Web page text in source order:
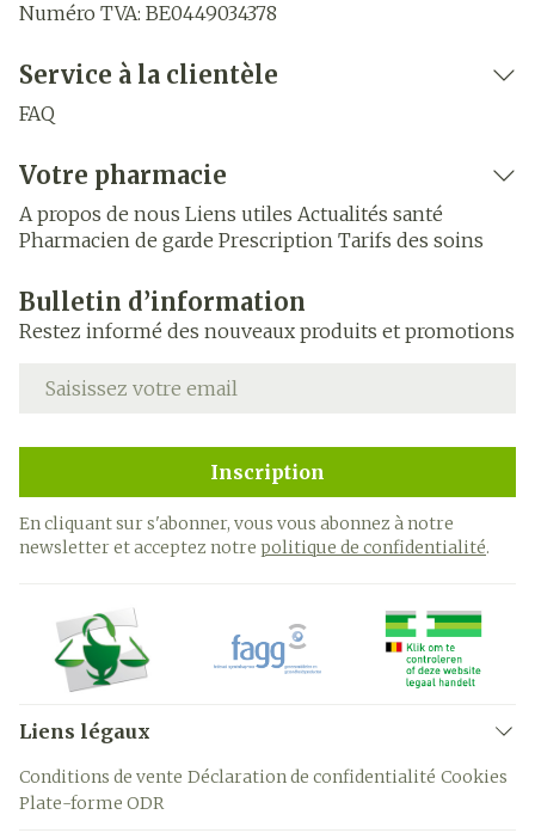
Numéro TVA: BE0449034378
Service à la clientèle
FAQ
Votre pharmacie
A propos de nous Liens utiles Actualités santé
Pharmacien de garde Prescription Tarifs des soins
Bulletin d’information
Restez informé des nouveaux produits et promotions
Adresse mail
Inscription
En cliquant sur s'abonner, vous vous abonnez à notre
newsletter et acceptez notre politique de confidentialité.
Liens légaux
Conditions de vente Déclaration de confidentialité Cookies
Plate-forme ODR